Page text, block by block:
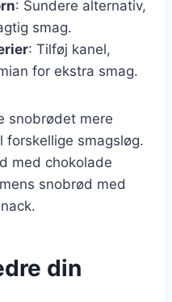
: Sundere alternativ,
smag.
: Tilføj kanel,
for ekstra smag.
snobrødet mere
smagsløg.
med chokolade
snobrød med
din